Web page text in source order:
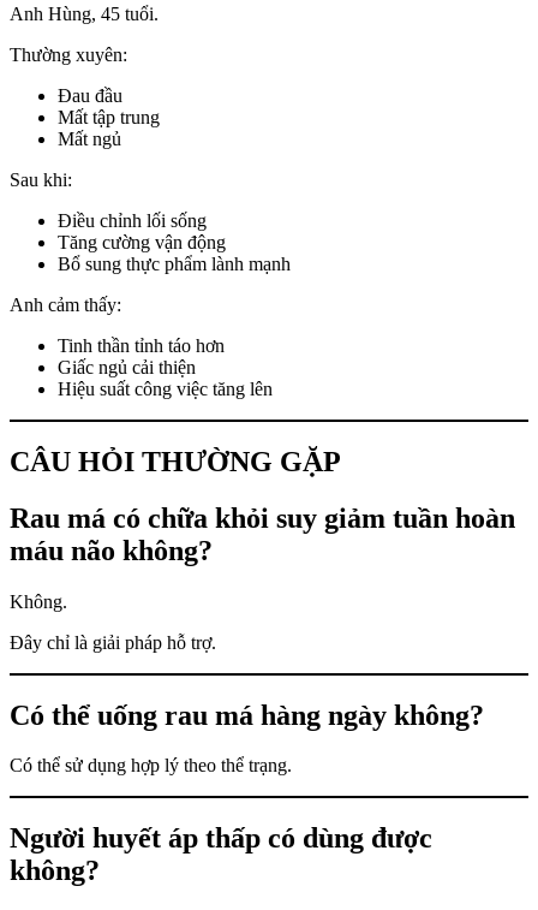
Anh Hùng, 45 tuổi.
Thường xuyên:
Đau đầu
Mất tập trung
Mất ngủ
Sau khi:
Điều chỉnh lối sống
Tăng cường vận động
Bổ sung thực phẩm lành mạnh
Anh cảm thấy:
Tinh thần tỉnh táo hơn
Giấc ngủ cải thiện
Hiệu suất công việc tăng lên
CÂU HỎI THƯỜNG GẶP
Rau má có chữa khỏi suy giảm tuần hoàn
máu não không?
Không.
Đây chỉ là giải pháp hỗ trợ.
Có thể uống rau má hàng ngày không?
Có thể sử dụng hợp lý theo thể trạng.
Người huyết áp thấp có dùng được
không?